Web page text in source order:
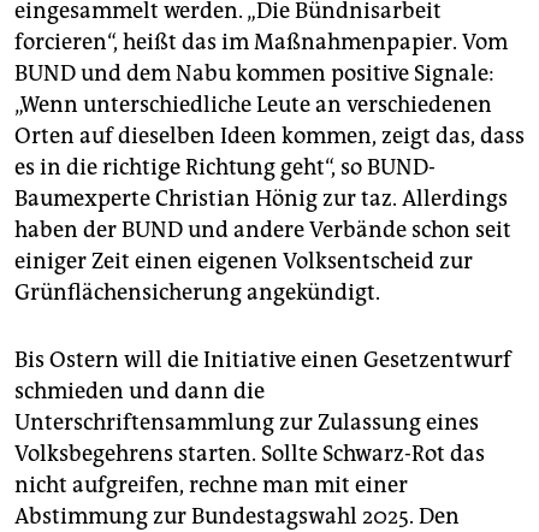
eingesammelt werden. „Die Bündnisarbeit
forcieren“, heißt das im Maßnahmenpapier. Vom
BUND und dem Nabu kommen positive Signale:
„Wenn unterschiedliche Leute an verschiedenen
Orten auf dieselben Ideen kommen, zeigt das, dass
es in die richtige Richtung geht“, so BUND-
Baumexperte Christian Hönig zur taz. Allerdings
haben der BUND und andere Verbände schon seit
einiger Zeit einen eigenen Volksentscheid zur
Grünflächensicherung angekündigt.
Bis Ostern will die Initiative einen Gesetzentwurf
schmieden und dann die
Unterschriftensammlung zur Zulassung eines
Volksbegehrens starten. Sollte Schwarz-Rot das
nicht aufgreifen, rechne man mit einer
Abstimmung zur Bundestagswahl 2025. Den